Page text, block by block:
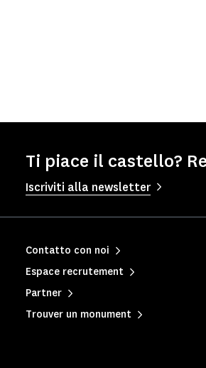
Ti piace il castello?
Iscriviti alla newsletter
Contatto con noi
Espace recrutement
Partner
Trouver un monument